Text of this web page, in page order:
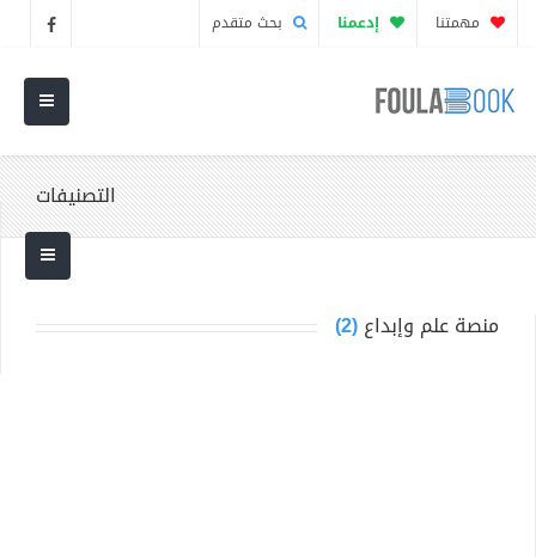
مهمتنا إدعمنا بحث متقدم
التصنيفات
منصة علم وإبداع(2)